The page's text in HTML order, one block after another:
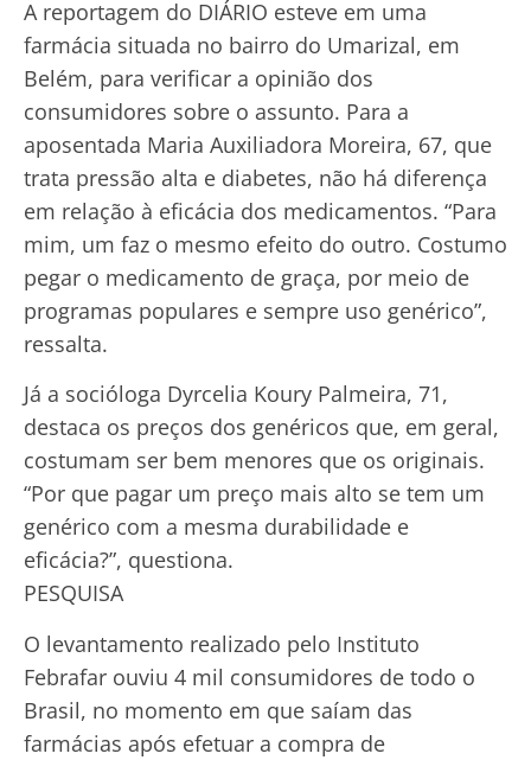
A reportagem do DIÁRIO esteve em uma
farmácia situada no bairro do Umarizal, em
Belém, para verificar a opinião dos
consumidores sobre o assunto. Para a
aposentada Maria Auxiliadora Moreira, 67, que
trata pressão alta e diabetes, não há diferença
em relação à eficácia dos medicamentos. “Para
mim, um faz o mesmo efeito do outro. Costumo
pegar o medicamento de graça, por meio de
programas populares e sempre uso genérico”,
ressalta.
Já a socióloga Dyrcelia Koury Palmeira, 71,
destaca os preços dos genéricos que, em geral,
costumam ser bem menores que os originais.
“Por que pagar um preço mais alto se tem um
genérico com a mesma durabilidade e
eficácia?”, questiona.
PESQUISA
O levantamento realizado pelo Instituto
Febrafar ouviu 4 mil consumidores de todo o
Brasil, no momento em que saíam das
farmácias após efetuar a compra de